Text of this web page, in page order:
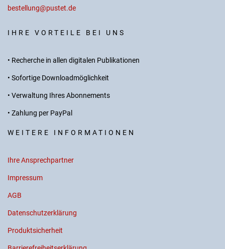
bestellung@pustet.de
IHRE VORTEILE BEI UNS
• Recherche in allen digitalen Publikationen
• Sofortige Downloadmöglichkeit
• Verwaltung Ihres Abonnements
• Zahlung per PayPal
WEITERE INFORMATIONEN
Ihre Ansprechpartner
Impressum
AGB
Datenschutzerklärung
Produktsicherheit